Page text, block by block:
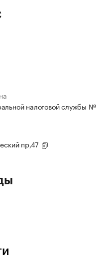
налоговой службы №
пр,47